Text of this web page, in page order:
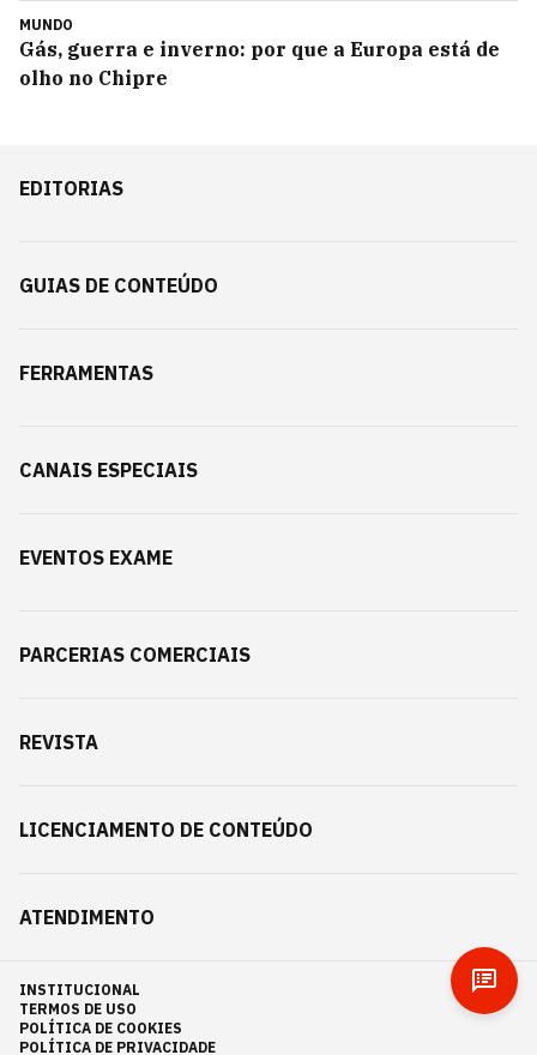
MUNDO
Gás, guerra e inverno: por que a Europa está de
olho no Chipre
EDITORIAS
GUIAS DE CONTEÚDO
FERRAMENTAS
CANAIS ESPECIAIS
EVENTOS EXAME
PARCERIAS COMERCIAIS
REVISTA
LICENCIAMENTO DE CONTEÚDO
ATENDIMENTO
INSTITUCIONAL
TERMOS DE USO
POLÍTICA DE COOKIES
POLÍTICA DE PRIVACIDADE